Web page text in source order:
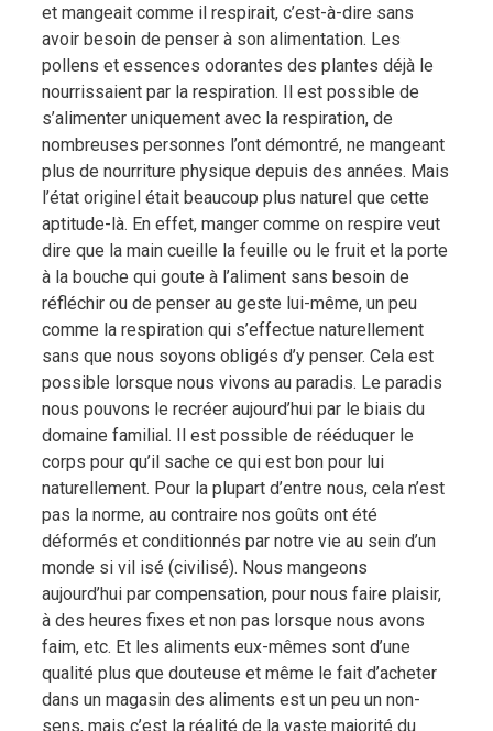
et mangeait comme il respirait, c’est-à-dire sans
avoir besoin de penser à son alimentation. Les
pollens et essences odorantes des plantes déjà le
nourrissaient par la respiration. Il est possible de
s’alimenter uniquement avec la respiration, de
nombreuses personnes l’ont démontré, ne mangeant
plus de nourriture physique depuis des années. Mais
l’état originel était beaucoup plus naturel que cette
aptitude-là. En effet, manger comme on respire veut
dire que la main cueille la feuille ou le fruit et la porte
à la bouche qui goute à l’aliment sans besoin de
réfléchir ou de penser au geste lui-même, un peu
comme la respiration qui s’effectue naturellement
sans que nous soyons obligés d’y penser. Cela est
possible lorsque nous vivons au paradis. Le paradis
nous pouvons le recréer aujourd’hui par le biais du
domaine familial. Il est possible de rééduquer le
corps pour qu’il sache ce qui est bon pour lui
naturellement. Pour la plupart d’entre nous, cela n’est
pas la norme, au contraire nos goûts ont été
déformés et conditionnés par notre vie au sein d’un
monde si vil isé (civilisé). Nous mangeons
aujourd’hui par compensation, pour nous faire plaisir,
à des heures fixes et non pas lorsque nous avons
faim, etc. Et les aliments eux-mêmes sont d’une
qualité plus que douteuse et même le fait d’acheter
dans un magasin des aliments est un peu un non-
sens, mais c’est la réalité de la vaste majorité du